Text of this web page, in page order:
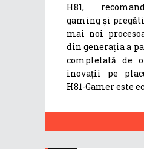
H81,
gaming și
mai noi
din generația a
completată de
inovații pe
H81-Gamer este